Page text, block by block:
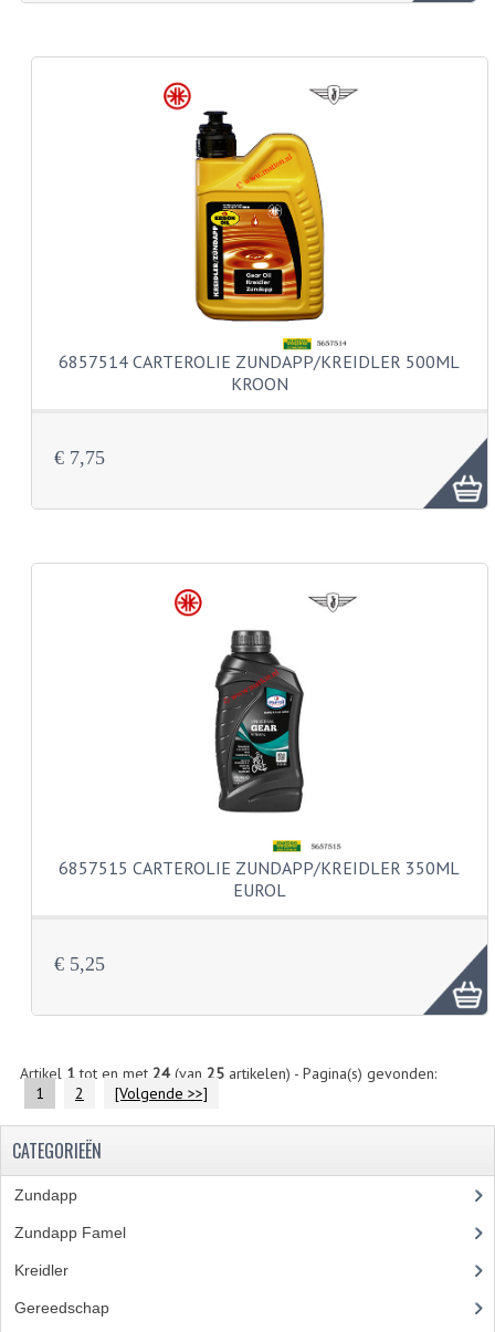
REMDELEN GEBRUIKT
CADEAUTIPS (NIET ACTIEF)
FRAME ONDERDELEN
MOTOR ONDERDELEN
SACHS ONDERDELEN
FRAME ONDERDELEN
MOTOR ONDERDELEN
FOLDERS EN ONDERDELENBOEKEN
MODELOVERZICHTEN PER JAAR
ONDERDELENBOEKEN
ELECTRISCHE SCHEMA'S
ACCOUNT
CONTACT
6857514 CARTEROLIE ZUNDAPP/KREIDLER 500ML
KROON
€ 7,75
6857515 CARTEROLIE ZUNDAPP/KREIDLER 350ML
EUROL
€ 5,25
Artikel 1tot en met 24(van 25artikelen) - Pagina(s) gevonden:
1
2 [Volgende >>]
CATEGORIEËN
Zundapp
Zundapp Famel
Kreidler
Gereedschap